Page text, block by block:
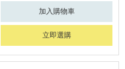
加入購物車
立即選購